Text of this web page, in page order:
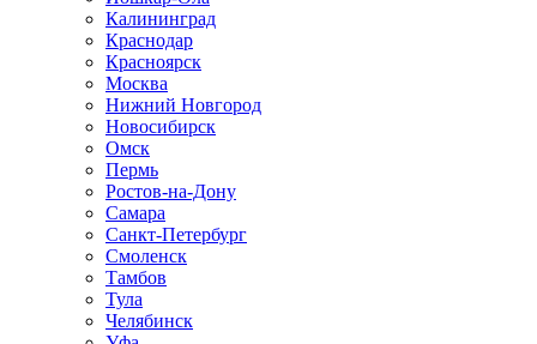
Калининград
Краснодар
Красноярск
Москва
Нижний Новгород
Новосибирск
Омск
Пермь
Ростов-на-Дону
Самара
Санкт-Петербург
Смоленск
Тамбов
Тула
Челябинск